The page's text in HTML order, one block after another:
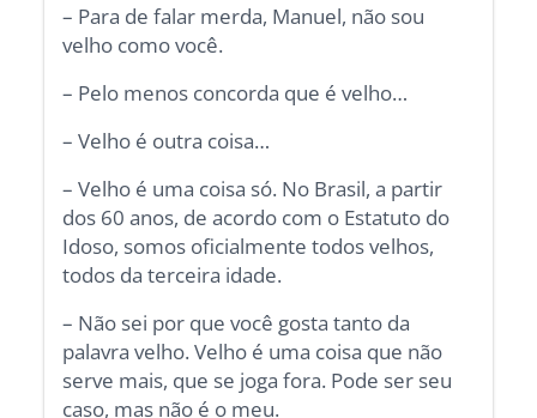
– Para de falar merda, Manuel, não sou
velho como você.
– Pelo menos concorda que é velho…
– Velho é outra coisa…
– Velho é uma coisa só. No Brasil, a partir
dos 60 anos, de acordo com o Estatuto do
Idoso, somos oficialmente todos velhos,
todos da terceira idade.
– Não sei por que você gosta tanto da
palavra velho. Velho é uma coisa que não
serve mais, que se joga fora. Pode ser seu
caso, mas não é o meu.